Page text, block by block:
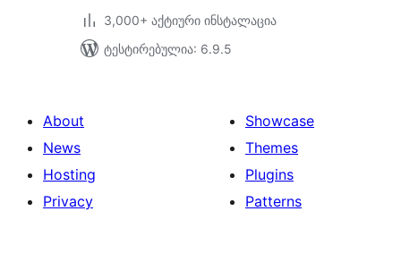
3,000+ აქტიური ინსტალაცია
ტესტირებულია: 6.9.5
About
News
Hosting
Privacy
Showcase
Themes
Plugins
Patterns